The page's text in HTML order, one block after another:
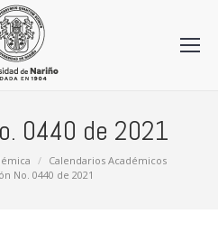
0440 de 2021
Calendarios Académicos
No. 0440 de 2021